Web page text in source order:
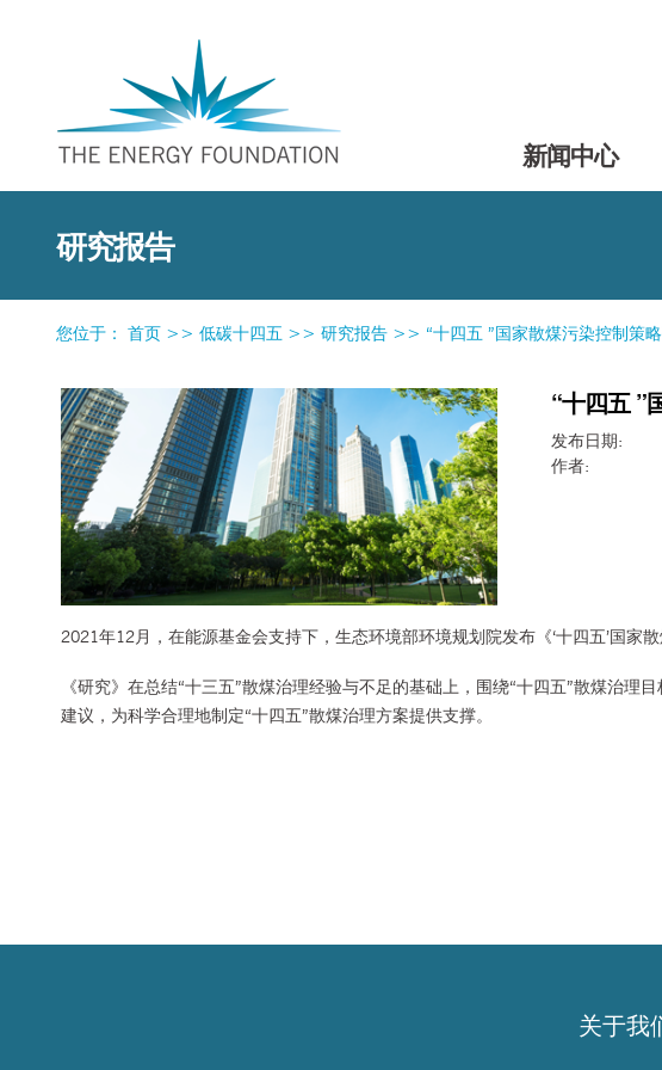
新闻中心
研究报告
您位于： 首页 >> 低碳十四五 >> 研究报告 >> “十四五 ”国家散煤污染控制策
“十四五 ”
发布日期:
作者:
2021年12月，在能源基金会支持下，生态环境部环境规划院发布《‘十四五’国家
《研究》在总结“十三五”散煤治理经验与不足的基础上，围绕“十四五”散煤治
建议，为科学合理地制定“十四五”散煤治理方案提供支撑。
关于我